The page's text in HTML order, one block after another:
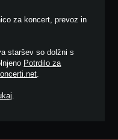
za koncert, prevoz in
staršev so dolžni s
Potrdilo za
.
.